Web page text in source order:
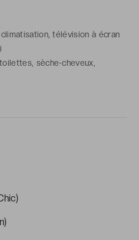
télévision à écran
sèche-cheveux,